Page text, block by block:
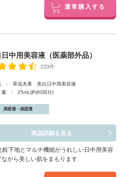
通常購入する
中用美容液（医薬部外品）
233件
: 草花木果 美白日中用美容液
: 25mL(約80回分)
美容液・保湿液
商品詳細を見る
粧下地とマルチ機能がうれしい日中用美容
がら美しい肌をまもります